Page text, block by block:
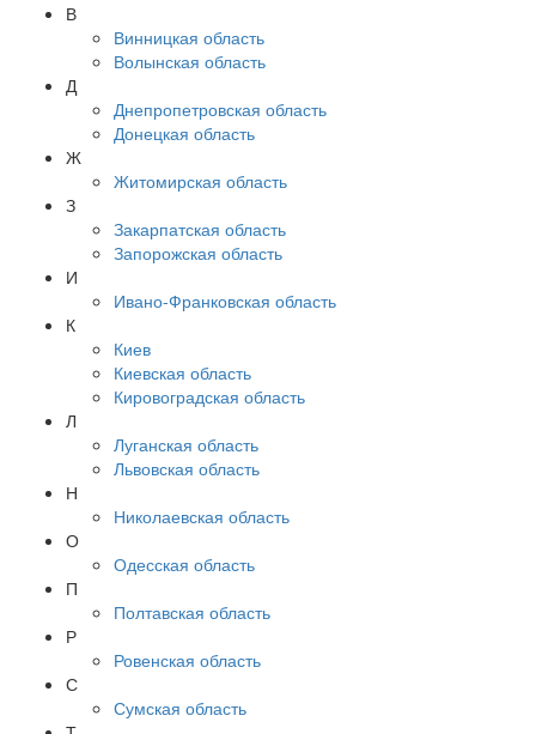
В
Винницкая область
Волынская область
Д
Днепропетровская область
Донецкая область
Ж
Житомирская область
З
Закарпатская область
Запорожская область
И
Ивано-Франковская область
К
Киев
Киевская область
Кировоградская область
Л
Луганская область
Львовская область
Н
Николаевская область
О
Одесская область
П
Полтавская область
Р
Ровенская область
С
Сумская область